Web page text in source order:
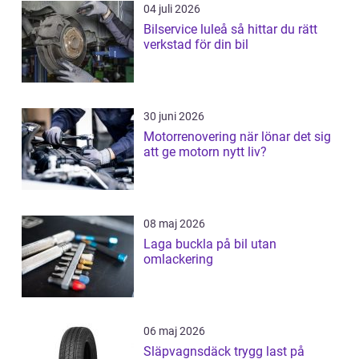
04 juli 2026
Bilservice luleå så hittar du rätt
verkstad för din bil
30 juni 2026
Motorrenovering när lönar det sig
att ge motorn nytt liv?
08 maj 2026
Laga buckla på bil utan
omlackering
06 maj 2026
Släpvagnsdäck trygg last på